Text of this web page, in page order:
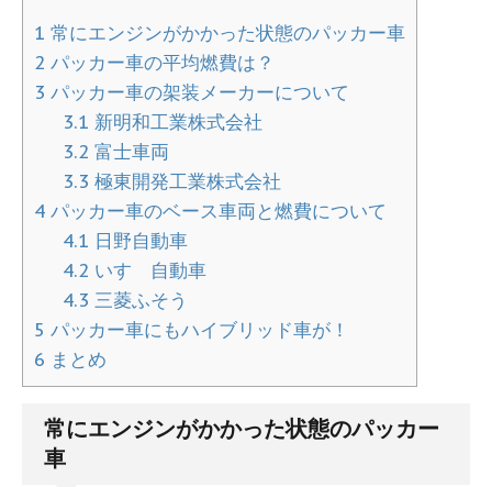
1 常にエンジンがかかった状態のパッカー車
2 パッカー車の平均燃費は？
3 パッカー車の架装メーカーについて
3.1 新明和工業株式会社
3.2 富士車両
3.3 極東開発工業株式会社
4 パッカー車のベース車両と燃費について
4.1 日野自動車
4.2 いすゞ自動車
4.3 三菱ふそう
5 パッカー車にもハイブリッド車が！
6 まとめ
常にエンジンがかかった状態のパッカー
車